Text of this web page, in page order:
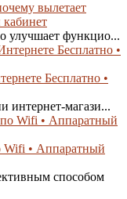
вылетает
улучшает функцио...
Бесплатно •
интернет-магази...
Wifi • Аппаратный
способом